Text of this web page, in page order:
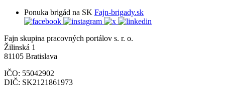
Ponuka brigád na SK Fajn-brigady.sk
Fajn skupina pracovných portálov s. r. o.
Žilinská 1
81105 Bratislava
IČO: 55042902
DIČ: SK2121861973